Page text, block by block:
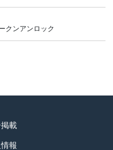
クンアンロック
載
報